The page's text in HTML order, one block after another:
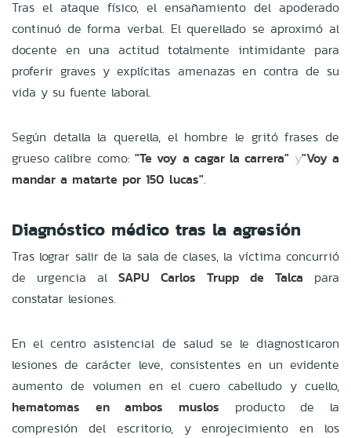
Tras el ataque físico, el ensañamiento del apoderado
continuó de forma verbal. El querellado se aproximó al
docente en una actitud totalmente intimidante para
proferir graves y explícitas amenazas en contra de su
vida y su fuente laboral.
Según detalla la querella, el hombre le gritó frases de
grueso calibre como: "Te voy a cagar la carrera" y"Voy a
mandar a matarte por 150 lucas".
Diagnóstico médico tras la agresión
Tras lograr salir de la sala de clases, la víctima concurrió
de urgencia al SAPU Carlos Trupp de Talca para
constatar lesiones.
En el centro asistencial de salud se le diagnosticaron
lesiones de carácter leve, consistentes en un evidente
aumento de volumen en el cuero cabelludo y cuello,
hematomas en ambos muslos producto de la
compresión del escritorio, y enrojecimiento en los